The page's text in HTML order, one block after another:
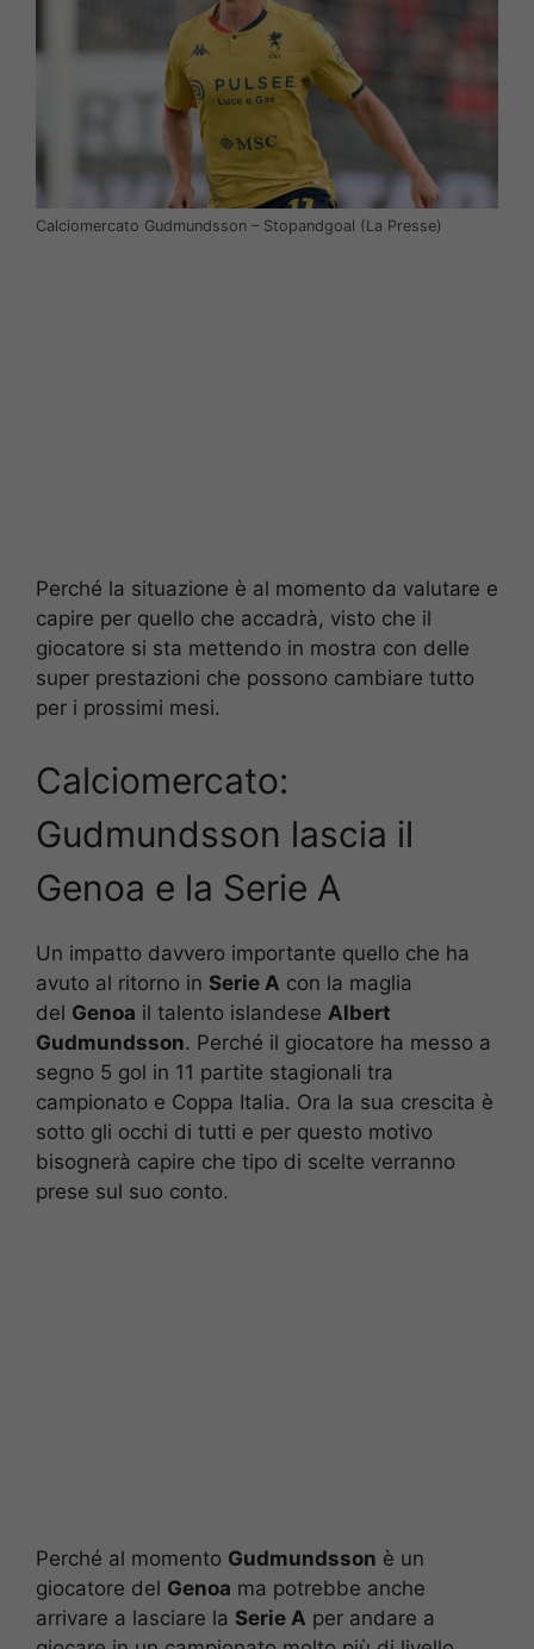
Calciomercato Gudmundsson – Stopandgoal (La Presse)
Perché la situazione è al momento da valutare e
capire per quello che accadrà, visto che il
giocatore si sta mettendo in mostra con delle
super prestazioni che possono cambiare tutto
per i prossimi mesi.
Calciomercato:
Gudmundsson lascia il
Genoa e la Serie A
Un impatto davvero importante quello che ha
avuto al ritorno in Serie A con la maglia
del Genoa il talento islandese Albert
Gudmundsson. Perché il giocatore ha messo a
segno 5 gol in 11 partite stagionali tra
campionato e Coppa Italia. Ora la sua crescita è
sotto gli occhi di tutti e per questo motivo
bisognerà capire che tipo di scelte verranno
prese sul suo conto.
Perché al momento Gudmundsson è un
giocatore del Genoa ma potrebbe anche
arrivare a lasciare la Serie A per andare a